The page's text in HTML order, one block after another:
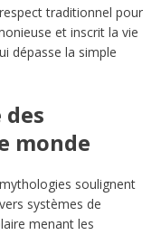
traditionnel pour
et inscrit la vie
dépasse la simple
monde
soulignent
systèmes de
menant les